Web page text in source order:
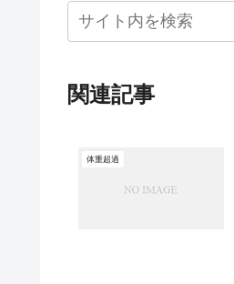
関連記事
体重超過